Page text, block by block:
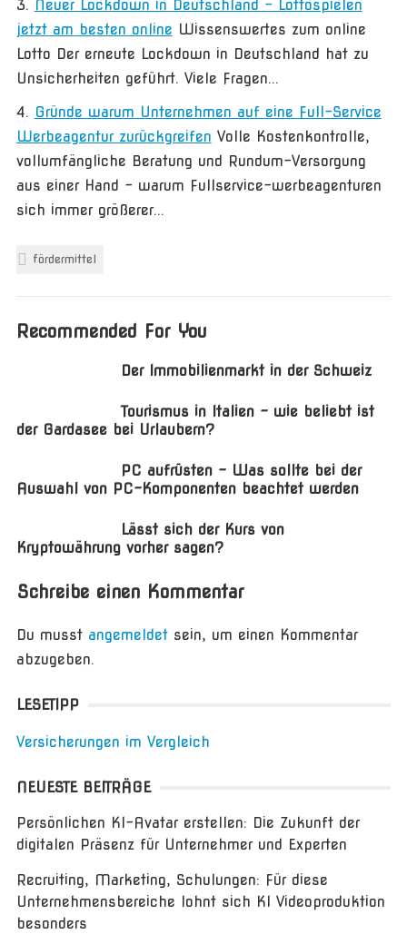
Neuer Lockdown in Deutschland – Lottospielen
jetzt am besten online Wissenswertes zum online
Lotto Der erneute Lockdown in Deutschland hat zu
Unsicherheiten geführt. Viele Fragen...
Gründe warum Unternehmen auf eine Full-Service
Werbeagentur zurückgreifen Volle Kostenkontrolle,
vollumfängliche Beratung und Rundum-Versorgung
aus einer Hand – warum Fullservice-werbeagenturen
sich immer größerer...
fördermittel
Recommended For You
Der Immobilienmarkt in der Schweiz
Tourismus in Italien – wie beliebt ist
der Gardasee bei Urlaubern?
PC aufrüsten – Was sollte bei der
Auswahl von PC-Komponenten beachtet werden
Lässt sich der Kurs von
Kryptowährung vorher sagen?
Schreibe einen Kommentar
Du musst angemeldetsein, um einen Kommentar
abzugeben.
LESETIPP
Versicherungen im Vergleich
NEUESTE BEITRÄGE
Persönlichen KI-Avatar erstellen: Die Zukunft der
digitalen Präsenz für Unternehmer und Experten
Recruiting, Marketing, Schulungen: Für diese
Unternehmensbereiche lohnt sich KI Videoproduktion
besonders